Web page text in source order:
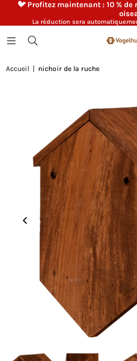
🐦 Profitez maintenant : 10 %
La réduction sera
Accueil nichoir de la ruche